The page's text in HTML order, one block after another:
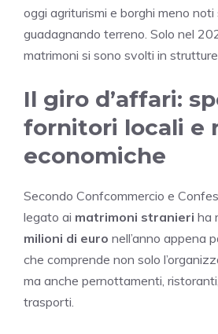
oggi agriturismi e borghi meno
guadagnando terreno. Solo nel
matrimoni si sono svolti in
Il giro d’affari:
fornitori locali e
economiche
Secondo Confcommercio e
legato ai matrimoni stranieri ha
milioni di euro nell’anno appena
che comprende non solo
ma anche pernottamenti,
trasporti.